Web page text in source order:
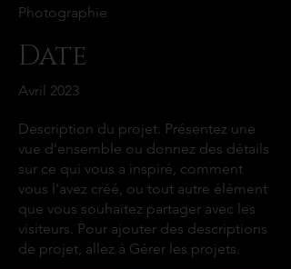
Photographie
Date
Avril 2023
Description du projet. Présentez une
vue d'ensemble ou donnez des détails
sur ce qui vous a inspiré, comment
vous l'avez créé, ou tout autre élément
que vous souhaitez partager avec les
visiteurs. Pour ajouter des descriptions
de projet, allez à Gérer les projets.